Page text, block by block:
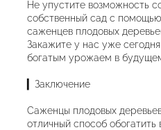
Не упустите возможность
собственный сад с
саженцев плодовых
Закажите у нас уже
богатым урожаем в
▎Заключение
Саженцы плодовых
отличный способ обогатить